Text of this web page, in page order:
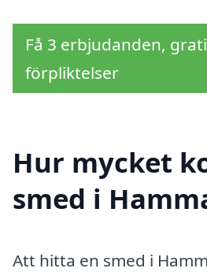
Få 3 erbjudanden,
förpliktelser
Hur mycket
smed i
Att hitta en smed i